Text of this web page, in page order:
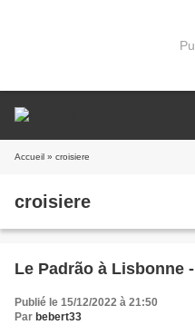
Accueil » croisiere
croisiere
Le Padrão à Lisbonne
Publié le 15/12/2022 à 21:50
Par bebert33